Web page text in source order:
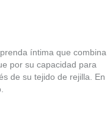
íntima que combina
por su capacidad para
de su tejido de rejilla. En